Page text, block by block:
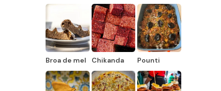
Broa de mel Chikanda Pounti